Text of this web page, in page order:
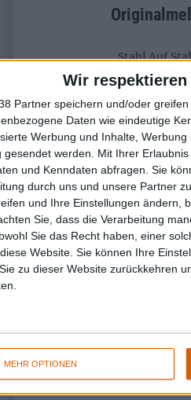
Wir
Partner speichern und/oder
Daten wie eindeutige
Werbung und Inhalte,
werden.
Mit Ihrer
und Kenndaten abfragen. Sie
durch uns und unsere Partner
und Ihre Einstellungen ändern,
Sie, dass die Verarbeitung
Sie das Recht haben, einer
Website. Sie können Ihre
zu dieser Website zurückkehren
MEHR OPTIONEN
„Stahl Auf
gemeinsam
Der Track
wuchtige Riffs
neuen
neue
Records
SUBWAY TO
„Die
diesem Jahr!
einiger Zeit
Eisheilige
natürlich auch